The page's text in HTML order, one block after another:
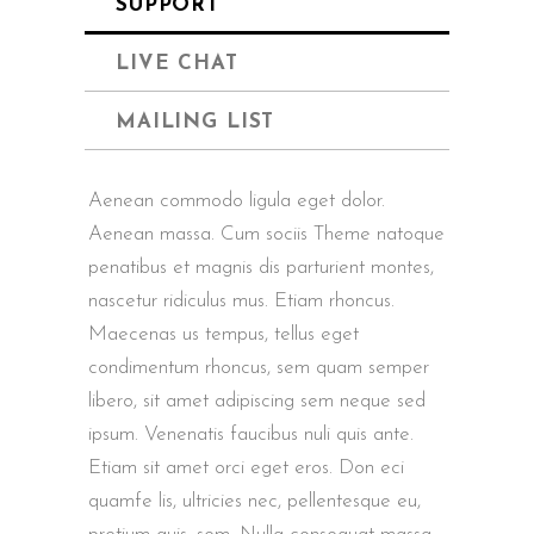
SUPPORT
LIVE CHAT
MAILING LIST
Aenean commodo ligula eget dolor.
Aenean massa. Cum sociis Theme natoque
penatibus et magnis dis parturient montes,
nascetur ridiculus mus. Etiam rhoncus.
Maecenas us tempus, tellus eget
condimentum rhoncus, sem quam semper
libero, sit amet adipiscing sem neque sed
ipsum. Venenatis faucibus nuli quis ante.
Etiam sit amet orci eget eros. Don eci
quamfe lis, ultricies nec, pellentesque eu,